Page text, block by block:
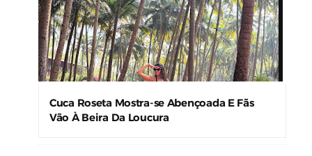
Cuca Roseta Mostra-se Abençoada E Fãs
Vão À Beira Da Loucura